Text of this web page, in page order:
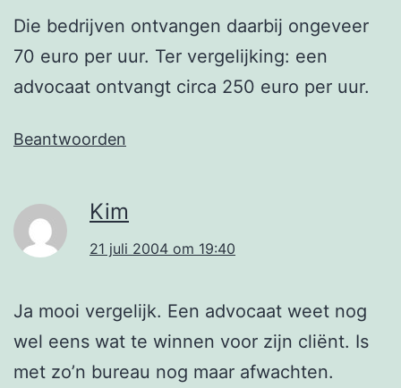
Die bedrijven ontvangen daarbij ongeveer
70 euro per uur. Ter vergelijking: een
advocaat ontvangt circa 250 euro per uur.
Beantwoorden
Kim
21 juli 2004 om 19:40
Ja mooi vergelijk. Een advocaat weet nog
wel eens wat te winnen voor zijn cliënt. Is
met zo’n bureau nog maar afwachten.